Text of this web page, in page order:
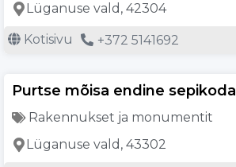
Lüganuse vald, 42304
Kotisivu +372 5141692
Purtse mõisa endine sepikoda
Rakennukset ja monumentit
Lüganuse vald, 43302